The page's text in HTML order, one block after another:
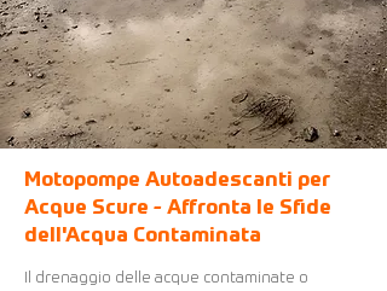
Motopompe Autoadescanti per
Acque Scure - Affronta le Sfide
dell'Acqua Contaminata
Il drenaggio delle acque contaminate o